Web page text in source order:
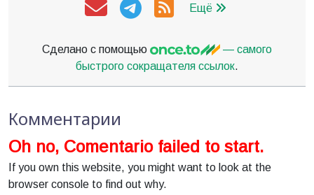
Ещё
Сделано с помощью
— самого
быстрого сокращателя ссылок.
Комментарии
Oh no, Comentario failed to start.
If you own this website, you might want to look at the
browser console to find out why.